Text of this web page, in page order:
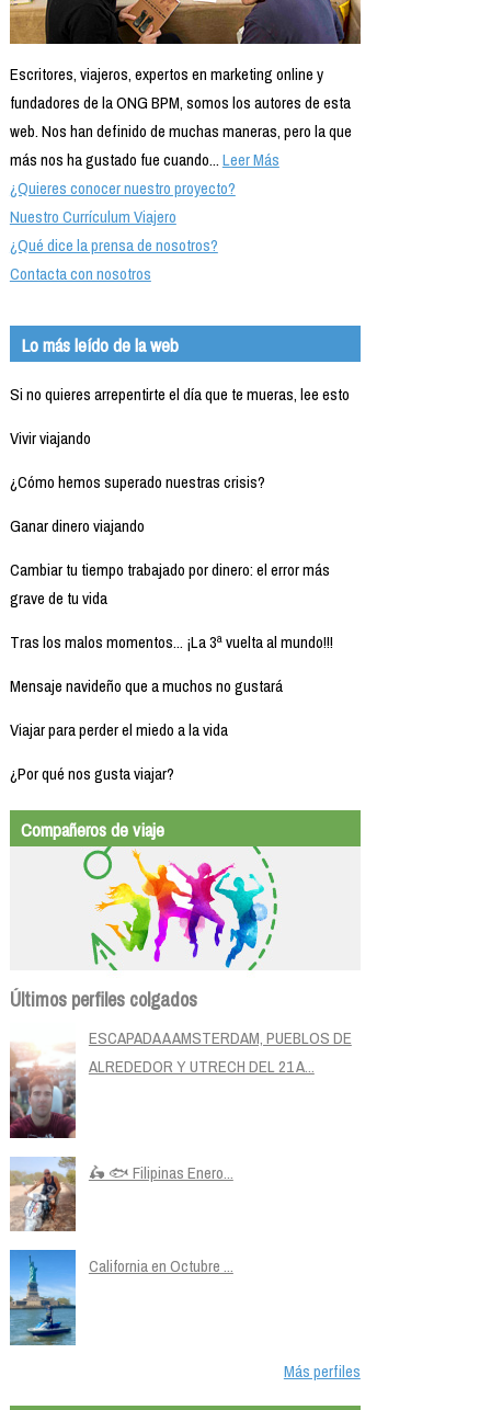
Escritores, viajeros, expertos en marketing online y
fundadores de la ONG BPM, somos los autores de esta
web. Nos han definido de muchas maneras, pero la que
más nos ha gustado fue cuando...Leer Más
¿Quieres conocer nuestro proyecto?
Nuestro Currículum Viajero
¿Qué dice la prensa de nosotros?
Contacta con nosotros
Lo más leído de la web
Si no quieres arrepentirte el día que te mueras, lee esto
Vivir viajando
¿Cómo hemos superado nuestras crisis?
Ganar dinero viajando
Cambiar tu tiempo trabajado por dinero: el error más
grave de tu vida
Tras los malos momentos... ¡La 3ª vuelta al mundo!!!
Mensaje navideño que a muchos no gustará
Viajar para perder el miedo a la vida
¿Por qué nos gusta viajar?
Compañeros de viaje
Últimos perfiles colgados
ESCAPADA A AMSTERDAM, PUEBLOS DE
ALREDEDOR Y UTRECH DEL 21 A...
🛵 🐟 Filipinas Enero...
California en Octubre ...
Más perfiles